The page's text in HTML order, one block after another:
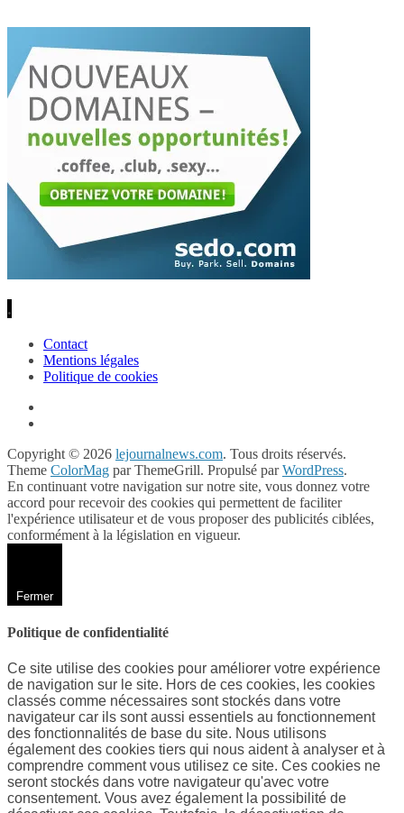
.
Contact
Mentions légales
Politique de cookies
Copyright © 2026 lejournalnews.com. Tous droits réservés.
Theme ColorMag par ThemeGrill. Propulsé parWordPress.
En continuant votre navigation sur notre site, vous donnez votre
accord pour recevoir des cookies qui permettent de faciliter
l'expérience utilisateur et de vous proposer des publicités ciblées,
conformément à la législation en vigueur.
Fermer
Politique de confidentialité
Ce site utilise des cookies pour améliorer votre expérience
de navigation sur le site. Hors de ces cookies, les cookies
classés comme nécessaires sont stockés dans votre
navigateur car ils sont aussi essentiels au fonctionnement
des fonctionnalités de base du site. Nous utilisons
également des cookies tiers qui nous aident à analyser et à
comprendre comment vous utilisez ce site. Ces cookies ne
seront stockés dans votre navigateur qu'avec votre
consentement. Vous avez également la possibilité de